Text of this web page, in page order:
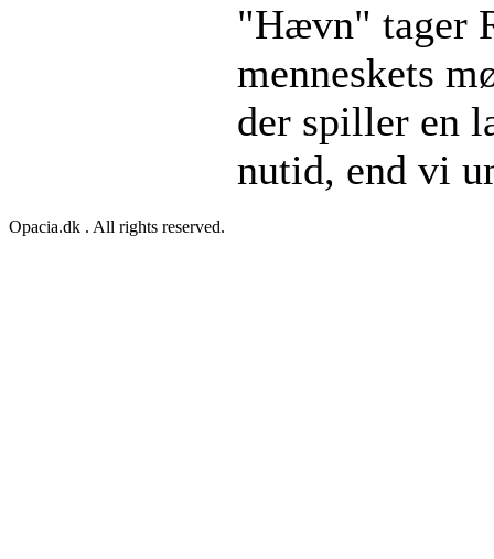
"Hævn" tager
menneskets
der spiller en
nutid, end vi
Opacia.dk . All rights reserved.